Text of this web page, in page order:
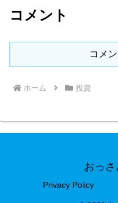
コメント
コメ
ホーム 投資
おっさ
Privacy Policy